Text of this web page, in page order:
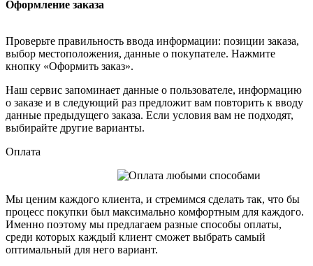
Оформление заказа
Проверьте правильность ввода информации: позиции заказа,
выбор местоположения, данные о покупателе. Нажмите
кнопку «Оформить заказ».
Наш сервис запоминает данные о пользователе, информацию
о заказе и в следующий раз предложит вам повторить к вводу
данные предыдущего заказа. Если условия вам не подходят,
выбирайте другие варианты.
Оплата
Мы ценим каждого клиента, и стремимся сделать так, что бы
процесс покупки был максимально комфортным для каждого.
Именно поэтому мы предлагаем разные способы оплаты,
среди которых каждый клиент сможет выбрать самый
оптимальный для него вариант.